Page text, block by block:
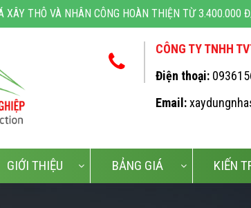
CÔNG HOÀN THIỆN TỪ 3.400.000 Đ/M2 –
CÔNG TY TNHH
Điện thoại:
Email:
GIỚI THIỆU BẢNG GIÁ KIẾN